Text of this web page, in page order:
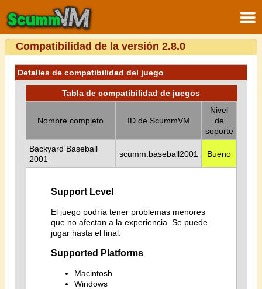
Compatibilidad de la versión 2.8.0
Detalles de compatibilidad del juego
Tabla de compatibilidad de juegos
Nombre completo ID de ScummVM
Nivel
de
soporte
Backyard Baseball
2001
scumm:baseball2001 Bueno
Support Level
El juego podría tener problemas menores
que no afectan a la experiencia. Se puede
jugar hasta el final.
Supported Platforms
Macintosh
Windows